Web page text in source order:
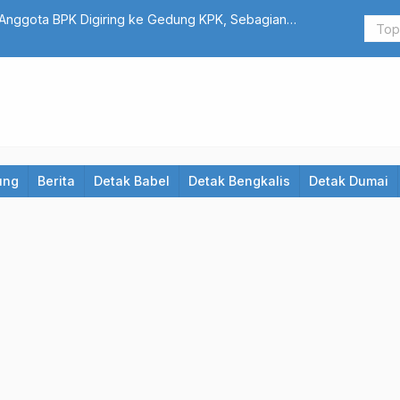
Seorang Terbakar Motor Ludes, Dua Kios di Jalan Bakti
Berita Detak Babel Detak Bengkalis Detak Dumai